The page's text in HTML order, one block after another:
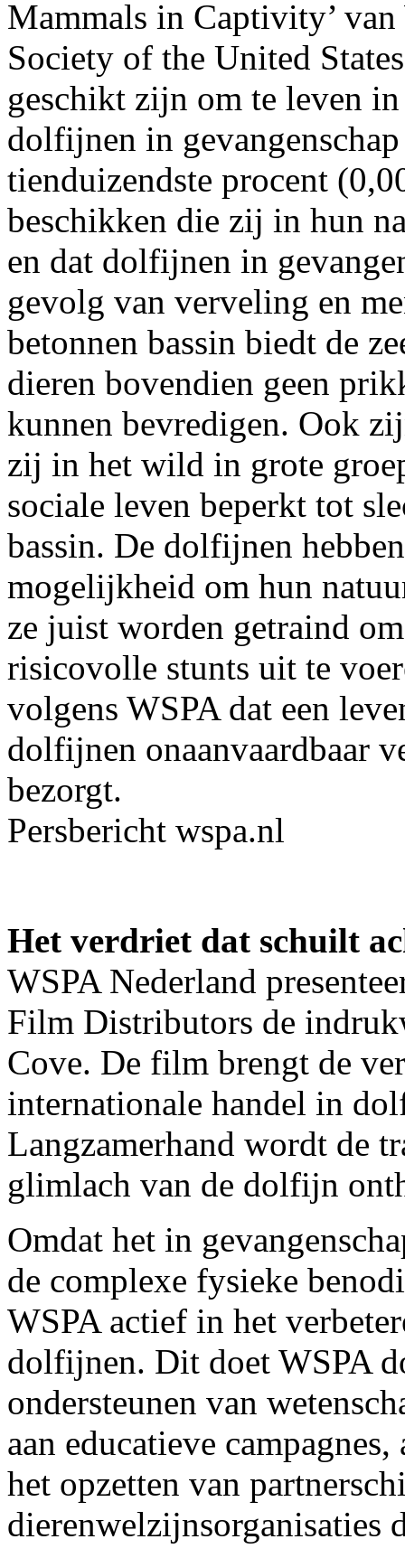
Mammals in Captivity’
Society of the United
geschikt zijn om te leven
dolfijnen in
tienduizendste procent
beschikken die zij in hun
en dat dolfijnen in
gevolg van verveling en
betonnen bassin biedt de
dieren bovendien geen
kunnen bevredigen. Ook
zij in het wild in grote
sociale leven beperkt tot
bassin. De dolfijnen
mogelijkheid om hun
ze juist worden getraind
risicovolle stunts uit te
volgens WSPA dat een
dolfijnen onaanvaardbaar
bezorgt.
Persbericht wspa.nl
Het verdriet dat schuilt
WSPA Nederland
Film Distributors de
Cove. De film brengt de
internationale handel in
Langzamerhand wordt de
glimlach van de dolfijn
Omdat het in
de complexe fysieke
WSPA actief in het
dolfijnen. Dit doet WSPA
ondersteunen van
aan educatieve
het opzetten van